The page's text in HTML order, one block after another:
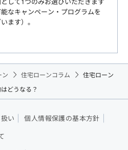
能なキャンペーン・プログラムを
ます）。
ン 住宅ローンコラム
住宅ローン
どうなる？
い 個人情報保護の基本方針